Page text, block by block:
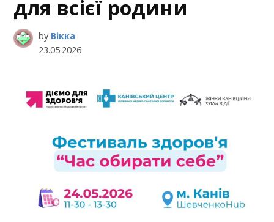
для всієї родини
by Вікка
23.05.2026